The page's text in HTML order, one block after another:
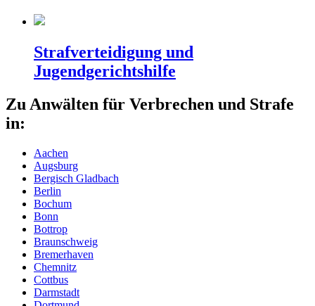
Strafverteidigung und
Jugendgerichtshilfe
Zu Anwälten für Verbrechen und Strafe
in:
Aachen
Augsburg
Bergisch Gladbach
Berlin
Bochum
Bonn
Bottrop
Braunschweig
Bremerhaven
Chemnitz
Cottbus
Darmstadt